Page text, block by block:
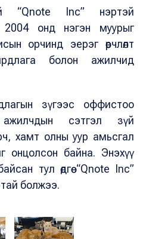
“Qnote Inc” нэртэй
2004 онд нэгэн муурыг
орчинд эерэг өөрчлөлт
болон ажилчид
зүгээс оффистоо
сэтгэл зүй
хамт олны уур амьсгал
онцолсон байна. Энэхүү
тул өдгөө “Qnote Inc”
болжээ.